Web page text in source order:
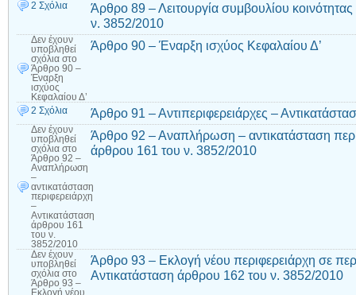
2 Σχόλια
Άρθρο 89 – Λειτουργία συμβουλίου
ν. 3852/2010
Δεν έχουν
υποβληθεί
σχόλια στο
Άρθρο 90 –
Έναρξη
ισχύος
Κεφαλαίου Δ’
Άρθρο 90 – Έναρξη ισχύος Κεφαλαίου Δ’
2 Σχόλια Άρθρο 91 – Αντιπεριφερειάρχες –
Δεν έχουν
υποβληθεί
σχόλια στο
Άρθρο 92 –
Αναπλήρωση
–
αντικατάσταση
περιφερειάρχη
–
Αντικατάσταση
άρθρου 161
του ν.
3852/2010
Άρθρο 92 – Αναπλήρωση – αντικατάσταση
άρθρου 161 του ν. 3852/2010
Δεν έχουν
υποβληθεί
σχόλια στο
Άρθρο 93 –
Εκλογή νέου
Άρθρο 93 – Εκλογή νέου περιφερειάρχη σε
Αντικατάσταση άρθρου 162 του ν. 3852/2010